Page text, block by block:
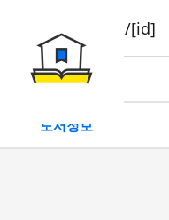
book/rent/[id]
대여
도서정보